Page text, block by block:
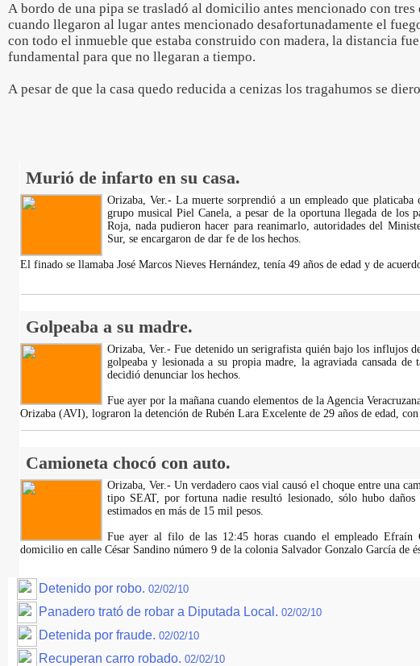
A bordo de una pipa se trasladó al domicilio antes mencionado con tres
cuando llegaron al lugar antes mencionado desafortunadamente el
con todo el inmueble que estaba construido con madera, la distancia
fundamental para que no llegaran a tiempo.
A pesar de que la casa quedo reducida a cenizas los tragahumos se
Murió de infarto en su casa.
Orizaba, Ver.- La muerte sorprendió a un empleado que platicaba
grupo musical Piel Canela, a pesar de la oportuna llegada de los
Roja, nada pudieron hacer para reanimarlo, autoridades del
Sur, se encargaron de dar fe de los hechos.
El finado se llamaba José Marcos Nieves Hernández, tenía 49 años de edad y de
Golpeaba a su madre.
Orizaba, Ver.- Fue detenido un serigrafista quién bajo los influjos
golpeaba y lesionada a su propia madre, la agraviada cansada
decidió denunciar los hechos.
Fue ayer por la mañana cuando elementos de la Agencia
Orizaba (AVI), lograron la detención de Rubén Lara Excelente de 29 años de edad,
Camioneta chocó con auto.
Orizaba, Ver.- Un verdadero caos vial causó el choque entre una
tipo SEAT, por fortuna nadie resultó lesionado, sólo hubo daños
estimados en más de 15 mil pesos.
Fue ayer al filo de las 12:45 horas cuando el empleado Efraín
domicilio en calle César Sandino número 9 de la colonia Salvador Gonzalo García de
Detenido por robo. 02/02/10
Panadero trató de robar a Diputada Local. 02/02/10
Detenida por fraude. 02/02/10
Recuperan carro robado. 02/02/10